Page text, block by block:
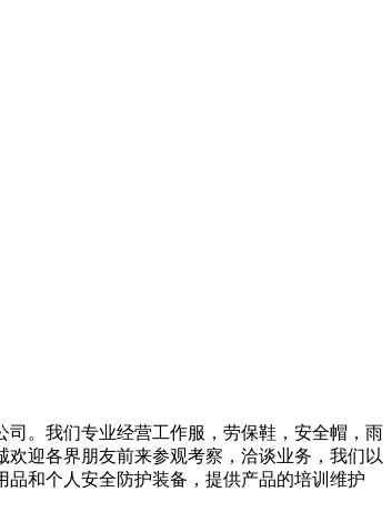
。我们专业经营工作服，劳保鞋，安全帽，雨
迎各界朋友前来参观考察，洽谈业务，我们以
和个人安全防护装备，提供产品的培训维护